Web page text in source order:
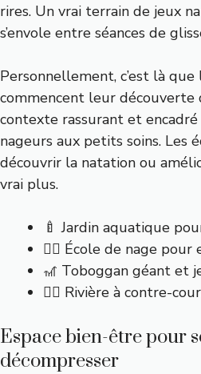
rires. Un vrai terrain de jeux
s’envole entre séances de
Personnellement, c’est là
commencent leur découverte
contexte rassurant et
nageurs aux petits soins. Les
découvrir la natation ou
vrai plus.
🍼 Jardin aquatique
🏊‍♂️ École de nage
🎢 Toboggan géant et
🚶‍♀️ Rivière à contre-
Espace bien-être pour
décompresser